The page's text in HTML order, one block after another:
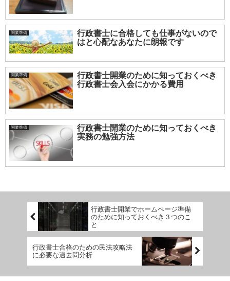
開業準備
行政書士に合格しても仕事がないので
はと心配なあなたに朗報です
開業準備
行政書士開業のために知っておくべき
行政書士会入会にかかる費用
開業準備
行政書士開業のために知っておくべき
実務の勉強方法
行政書士開業でホームページ準備
のために知っておくべき３つのこ
と
行政書士合格のための民法攻略法
に必要な過去問分析